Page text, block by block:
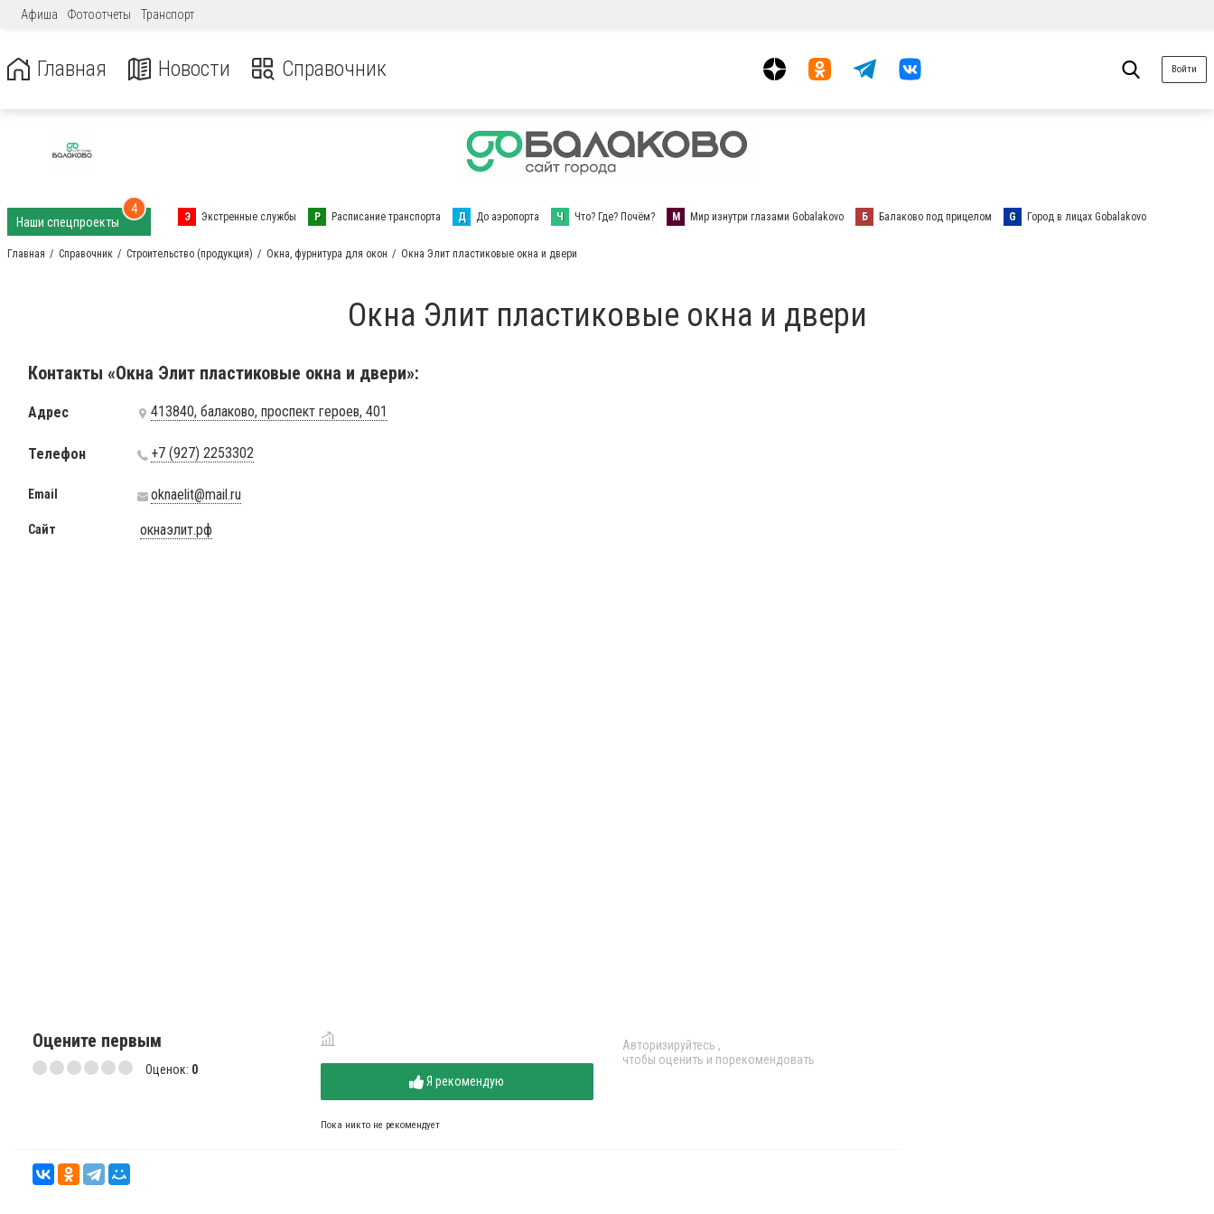
Афиша Фотоотчеты Транспорт
Главная Новости Справочник Войти
Наши спецпроекты
4
Э Экстренные службы Р Расписание транспорта Д До аэропорта Ч Что? Где? Почём? М Мир изнутри глазами Gobalakovo Б Балаково под прицелом G Город в лицах Gobalakovo
Главная Справочник Строительство (продукция) Окна, фурнитура для окон Окна Элит пластиковые окна и двери
Окна Элит пластиковые окна и двери
Контакты «Окна Элит пластиковые окна и двери»:
Адрес 413840, балаково, проспект героев, 401
Телефон +7 (927) 2253302
Email oknaelit@mail.ru
Сайт окнаэлит.рф
Оцените первым
Оценок: 0
Я рекомендую
Пока никто не рекомендует
Авторизируйтесь ,
чтобы оценить и порекомендовать